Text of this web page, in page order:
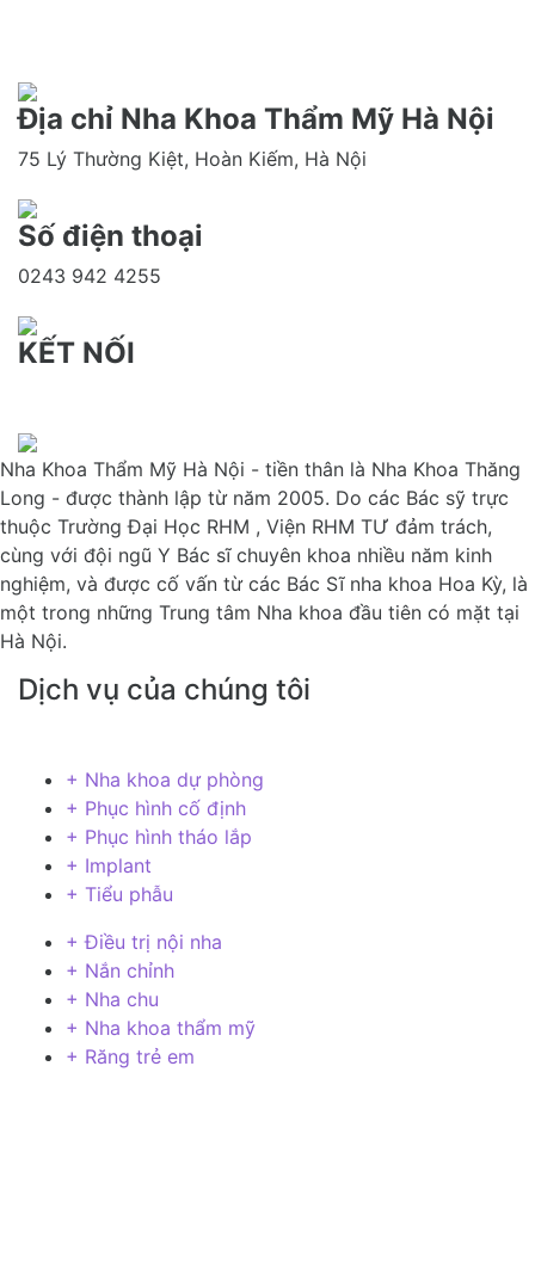
Địa chỉ Nha Khoa Thẩm Mỹ Hà Nội
75 Lý Thường Kiệt, Hoàn Kiếm, Hà Nội
Số điện thoại
0243 942 4255
KẾT NỐI
Nha Khoa Thẩm Mỹ Hà Nội - tiền thân là Nha Khoa Thăng
Long - được thành lập từ năm 2005. Do các Bác sỹ trực
thuộc Trường Đại Học RHM , Viện RHM TƯ đảm trách,
cùng với đội ngũ Y Bác sĩ chuyên khoa nhiều năm kinh
nghiệm, và được cố vấn từ các Bác Sĩ nha khoa Hoa Kỳ, là
một trong những Trung tâm Nha khoa đầu tiên có mặt tại
Hà Nội.
Dịch vụ của chúng tôi
+ Nha khoa dự phòng
+ Phục hình cố định
+ Phục hình tháo lắp
+ Implant
+ Tiểu phẫu
+ Điều trị nội nha
+ Nắn chỉnh
+ Nha chu
+ Nha khoa thẩm mỹ
+ Răng trẻ em